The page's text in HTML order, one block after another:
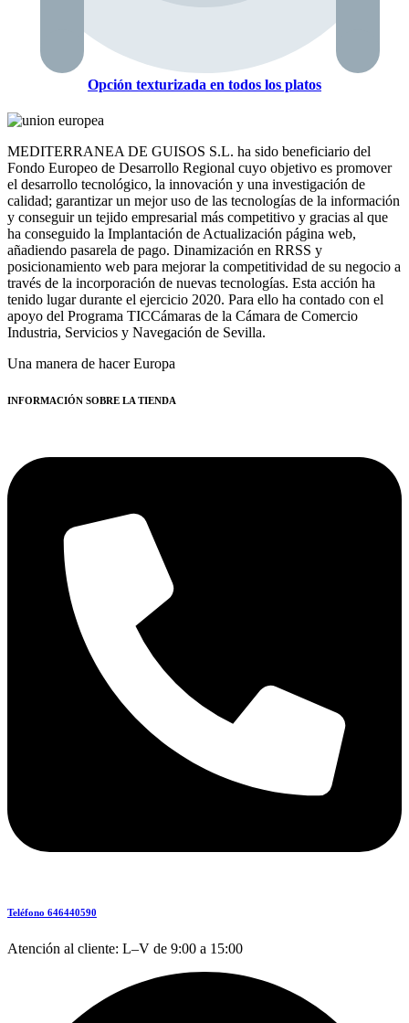
Opción texturizada en todos los platos
MEDITERRANEA DE GUISOS S.L. ha sido beneficiario del
Fondo Europeo de Desarrollo Regional cuyo objetivo es promover
el desarrollo tecnológico, la innovación y una investigación de
calidad; garantizar un mejor uso de las tecnologías de la información
y conseguir un tejido empresarial más competitivo y gracias al que
ha conseguido la Implantación de Actualización página web,
añadiendo pasarela de pago. Dinamización en RRSS y
posicionamiento web para mejorar la competitividad de su negocio a
través de la incorporación de nuevas tecnologías. Esta acción ha
tenido lugar durante el ejercicio 2020. Para ello ha contado con el
apoyo del Programa TICCámaras de la Cámara de Comercio
Industria, Servicios y Navegación de Sevilla.
Una manera de hacer Europa
INFORMACIÓN SOBRE LA TIENDA
Teléfono 646440590
Atención al cliente: L–V de 9:00 a 15:00